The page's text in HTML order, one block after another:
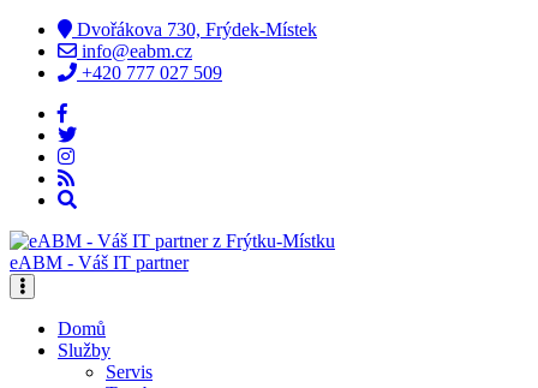
Dvořákova 730, Frýdek-Místek
info@eabm.cz
+420 777 027 509
eABM - Váš IT partner
Domů
Služby
Servis